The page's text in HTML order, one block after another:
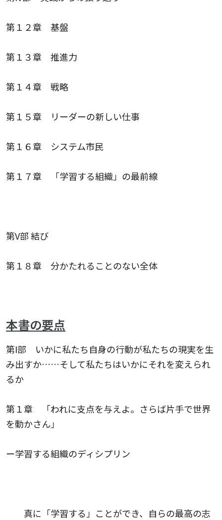
第１２章 基盤
第１３章 推進力
第１４章 戦略
第１５章 リーダーの新しい仕事
第１６章 システム市民
第１７章 「学習する組織」の最前線
第V部 結び
第１８章 分かたれることのない全体
本書の要点
第I部 いかに私たち自身の行動が私たちの現実を生
み出すか……そして私たちはいかにそれを変えられ
るか
第１章 「われに支点を与えよ。さらば片手で世界
を動かさん」
ー学習する組織のディシプリン
真に「学習する」ことができ、自らの最高の志